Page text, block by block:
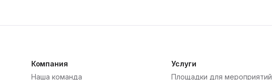
Компания
Наша команда
Услуги
Площадки для мероприятий